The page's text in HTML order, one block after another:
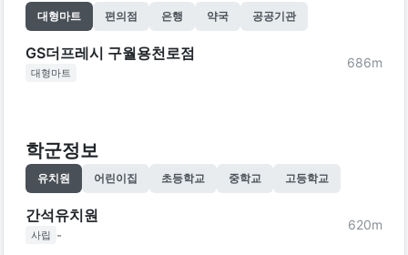
대형마트 편의점 은행 약국 공공기관
GS더프레시 구월용천로점
대형마트
686m
학군정보
유치원 어린이집 초등학교 중학교 고등학교
간석유치원
사립 -
620m